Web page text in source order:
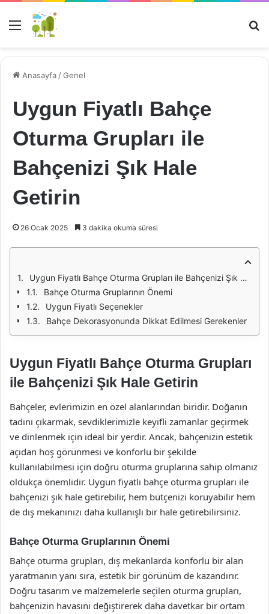
Menü
Anasayfa /Genel
Uygun Fiyatlı Bahçe
Oturma Grupları ile
Bahçenizi Şık Hale
Getirin
26 Ocak 2025 3 dakika okuma süresi
Uygun Fiyatlı Bahçe Oturma Grupları ile Bahçenizi Şık Hale Getirin
Bahçe Oturma Gruplarının Önemi
Uygun Fiyatlı Seçenekler
Bahçe Dekorasyonunda Dikkat Edilmesi Gerekenler
Uygun Fiyatlı Bahçe Oturma Grupları
ile Bahçenizi Şık Hale Getirin
Bahçeler, evlerimizin en özel alanlarından biridir. Doğanın
tadını çıkarmak, sevdiklerimizle keyifli zamanlar geçirmek
ve dinlenmek için ideal bir yerdir. Ancak, bahçenizin estetik
açıdan hoş görünmesi ve konforlu bir şekilde
kullanılabilmesi için doğru oturma gruplarına sahip olmanız
oldukça önemlidir. Uygun fiyatlı bahçe oturma grupları ile
bahçenizi şık hale getirebilir, hem bütçenizi koruyabilir hem
de dış mekanınızı daha kullanışlı bir hale getirebilirsiniz.
Bahçe Oturma Gruplarının Önemi
Bahçe oturma grupları, dış mekanlarda konforlu bir alan
yaratmanın yanı sıra, estetik bir görünüm de kazandırır.
Doğru tasarım ve malzemelerle seçilen oturma grupları,
bahçenizin havasını değiştirerek daha davetkar bir ortam